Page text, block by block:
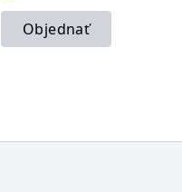
Objednať